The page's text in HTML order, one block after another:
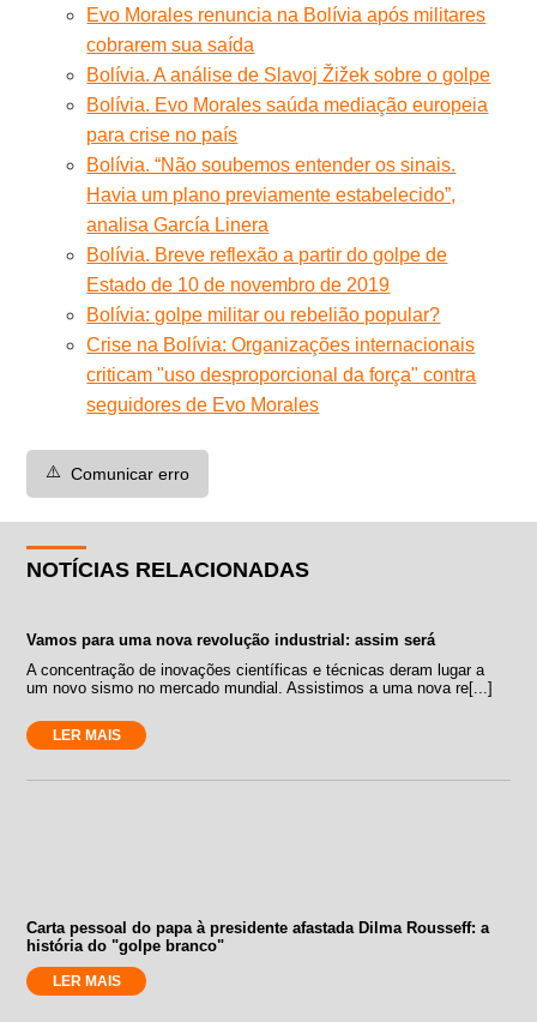
Evo Morales renuncia na Bolívia após militares
cobrarem sua saída
Bolívia. A análise de Slavoj Žižek sobre o golpe
Bolívia. Evo Morales saúda mediação europeia
para crise no país
Bolívia. “Não soubemos entender os sinais.
Havia um plano previamente estabelecido”,
analisa García Linera
Bolívia. Breve reflexão a partir do golpe de
Estado de 10 de novembro de 2019
Bolívia: golpe militar ou rebelião popular?
Crise na Bolívia: Organizações internacionais
criticam "uso desproporcional da força" contra
seguidores de Evo Morales
⚠️ Comunicar erro
NOTÍCIAS RELACIONADAS
Vamos para uma nova revolução industrial: assim será
A concentração de inovações científicas e técnicas deram lugar a
um novo sismo no mercado mundial. Assistimos a uma nova re[...]
LER MAIS
Carta pessoal do papa à presidente afastada Dilma Rousseff: a
história do "golpe branco"
LER MAIS